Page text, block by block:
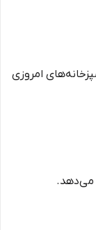
امروزی
می‌دهد.